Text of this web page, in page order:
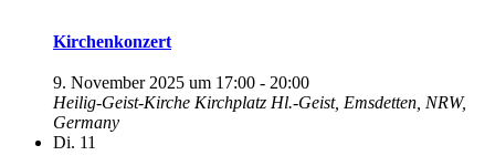
Kirchenkonzert
9. November 2025 um 17:00 - 20:00
Heilig-Geist-Kirche Kirchplatz Hl.-Geist, Emsdetten, NRW,
Germany
Di. 11